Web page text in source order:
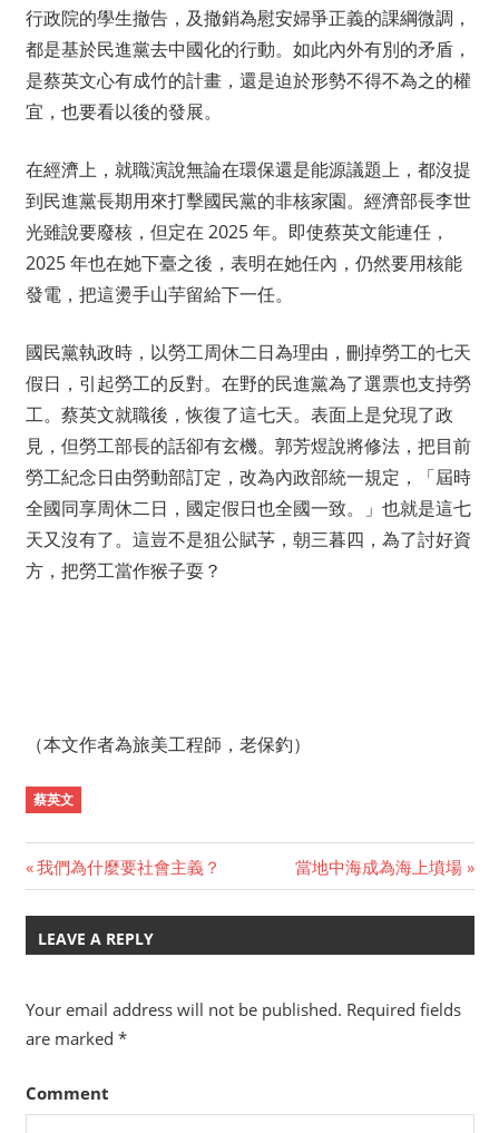
行政院的學生撤告，及撤銷為慰安婦爭正義的課綱微調，
都是基於民進黨去中國化的行動。如此內外有別的矛盾，
是蔡英文心有成竹的計畫，還是迫於形勢不得不為之的權
宜，也要看以後的發展。
在經濟上，就職演說無論在環保還是能源議題上，都沒提
到民進黨長期用來打擊國民黨的非核家園。經濟部長李世
光雖說要廢核，但定在 2025 年。即使蔡英文能連任，
2025 年也在她下臺之後，表明在她任內，仍然要用核能
發電，把這燙手山芋留給下一任。
國民黨執政時，以勞工周休二日為理由，刪掉勞工的七天
假日，引起勞工的反對。在野的民進黨為了選票也支持勞
工。蔡英文就職後，恢復了這七天。表面上是兌現了政
見，但勞工部長的話卻有玄機。郭芳煜說將修法，把目前
勞工紀念日由勞動部訂定，改為內政部統一規定，「屆時
全國同享周休二日，國定假日也全國一致。」也就是這七
天又沒有了。這豈不是狙公賦芧，朝三暮四，為了討好資
方，把勞工當作猴子耍？
（本文作者為旅美工程師，老保釣）
蔡英文
Post
navigation
Previous
Post:
我們為什麼要社會主義？
Next
Post:
當地中海成為海上墳場
LEAVE A REPLY
Your email address will not be published. Required fields
are marked *
Comment